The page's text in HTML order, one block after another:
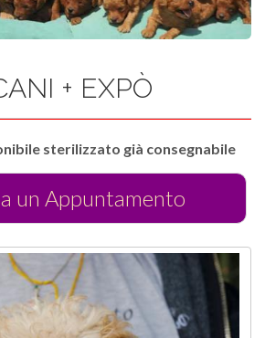
+ EXPÒ
sterilizzato già consegnabile
un Appuntamento